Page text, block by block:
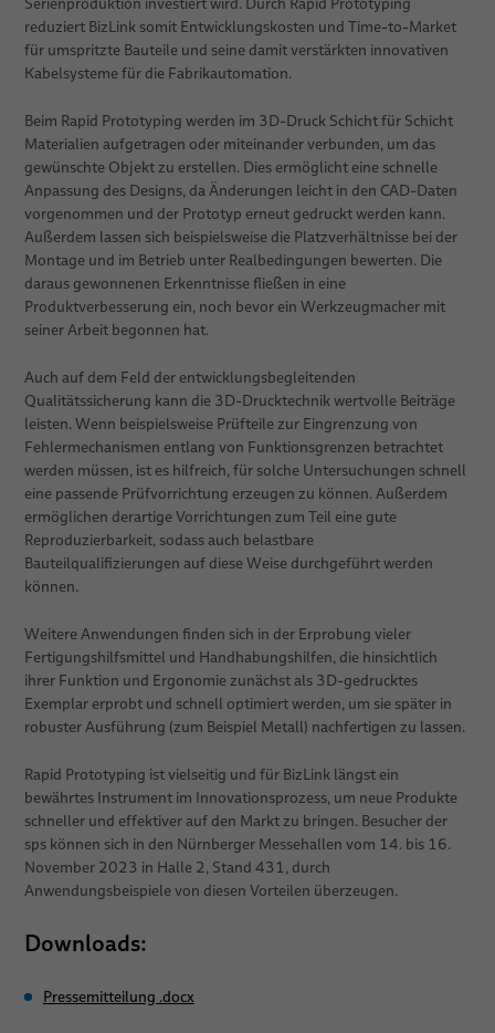
Serienproduktion investiert wird. Durch Rapid Prototyping
reduziert BizLink somit Entwicklungskosten und Time-to-Market
für umspritzte Bauteile und seine damit verstärkten innovativen
Kabelsysteme für die Fabrikautomation.
Beim Rapid Prototyping werden im 3D-Druck Schicht für Schicht
Materialien aufgetragen oder miteinander verbunden, um das
gewünschte Objekt zu erstellen. Dies ermöglicht eine schnelle
Anpassung des Designs, da Änderungen leicht in den CAD-Daten
vorgenommen und der Prototyp erneut gedruckt werden kann.
Außerdem lassen sich beispielsweise die Platzverhältnisse bei der
Montage und im Betrieb unter Realbedingungen bewerten. Die
daraus gewonnenen Erkenntnisse fließen in eine
Produktverbesserung ein, noch bevor ein Werkzeugmacher mit
seiner Arbeit begonnen hat.
Auch auf dem Feld der entwicklungsbegleitenden
Qualitätssicherung kann die 3D-Drucktechnik wertvolle Beiträge
leisten. Wenn beispielsweise Prüfteile zur Eingrenzung von
Fehlermechanismen entlang von Funktionsgrenzen betrachtet
werden müssen, ist es hilfreich, für solche Untersuchungen schnell
eine passende Prüfvorrichtung erzeugen zu können. Außerdem
ermöglichen derartige Vorrichtungen zum Teil eine gute
Reproduzierbarkeit, sodass auch belastbare
Bauteilqualifizierungen auf diese Weise durchgeführt werden
können.
Weitere Anwendungen finden sich in der Erprobung vieler
Fertigungshilfsmittel und Handhabungshilfen, die hinsichtlich
ihrer Funktion und Ergonomie zunächst als 3D-gedrucktes
Exemplar erprobt und schnell optimiert werden, um sie später in
robuster Ausführung (zum Beispiel Metall) nachfertigen zu lassen.
Rapid Prototyping ist vielseitig und für BizLink längst ein
bewährtes Instrument im Innovationsprozess, um neue Produkte
schneller und effektiver auf den Markt zu bringen. Besucher der
sps können sich in den Nürnberger Messehallen vom 14. bis 16.
November 2023 in Halle 2, Stand 431, durch
Anwendungsbeispiele von diesen Vorteilen überzeugen.
Downloads:
Pressemitteilung .docx